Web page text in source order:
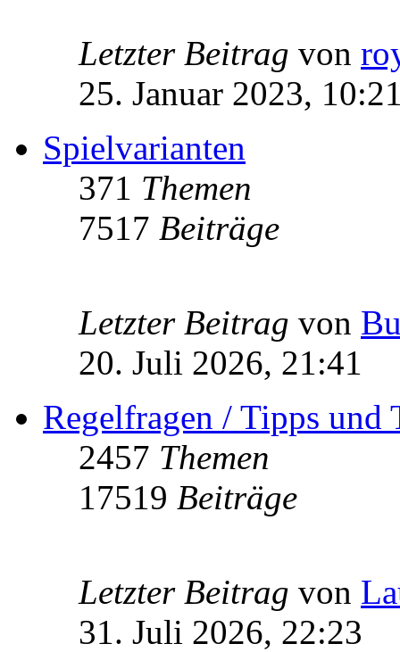
Letzter Beitrag von
25. Januar 2023,
Spielvarianten
371 Themen
7517 Beiträge
Letzter Beitrag von
20. Juli 2026, 21:41
Regelfragen / Tipps und
2457 Themen
17519 Beiträge
Letzter Beitrag von
31. Juli 2026, 22:23